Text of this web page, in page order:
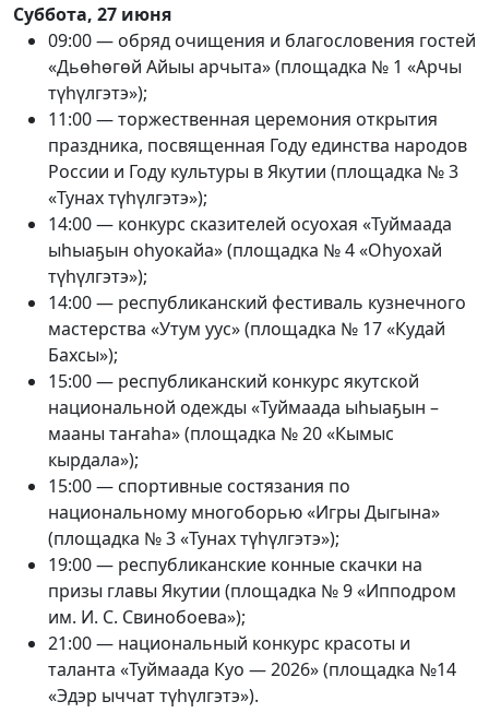
Суббота, 27 июня
09:00 — обряд очищения и благословения гостей
«Дьөһөгөй Айыы арчыта» (площадка № 1 «Арчы
түһүлгэтэ»);
11:00 — торжественная церемония открытия
праздника, посвященная Году единства народов
России и Году культуры в Якутии (площадка № 3
«Тунах түһүлгэтэ»);
14:00 — конкурс сказителей осуохая «Туймаада
ыһыаҕын оһуокайа» (площадка № 4 «Оһуохай
түһүлгэтэ»);
14:00 — республиканский фестиваль кузнечного
мастерства «Утум уус» (площадка № 17 «Кудай
Бахсы»);
15:00 — республиканский конкурс якутской
национальной одежды «Туймаада ыһыаҕын –
мааны таҥаһа» (площадка № 20 «Кымыс
кырдала»);
15:00 — спортивные состязания по
национальному многоборью «Игры Дыгына»
(площадка № 3 «Тунах түһүлгэтэ»);
19:00 — республиканские конные скачки на
призы главы Якутии (площадка № 9 «Ипподром
им. И. С. Свинобоева»);
21:00 — национальный конкурс красоты и
таланта «Туймаада Куо — 2026» (площадка №14
«Эдэр ыччат түһүлгэтэ»).